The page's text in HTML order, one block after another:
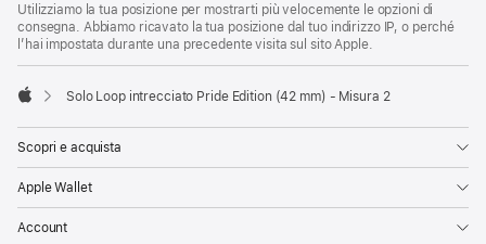
Utilizziamo la tua posizione per mostrarti più velocemente le opzioni di
consegna. Abbiamo ricavato la tua posizione dal tuo indirizzo IP, o perché
l’hai impostata durante una precedente visita sul sito Apple.
Solo Loop intrecciato Pride Edition (42 mm) - Misura 2
Scopri e acquista
Apple Wallet
Account